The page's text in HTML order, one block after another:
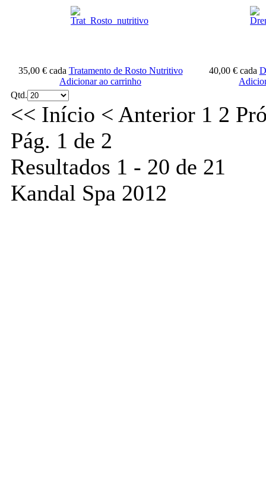
35,00 € cada Tratamento de Rosto Nutritivo
Adicionar ao carrinho
40,00 € cada
Qtd.
<< Início < Anterior 1 2
Pág. 1 de 2
Resultados 1 - 20 de 21
Kandal Spa 2012